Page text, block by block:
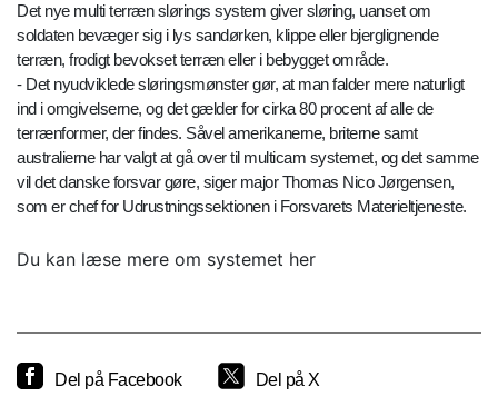
Det nye multi terræn slørings system giver sløring, uanset om
soldaten bevæger sig i lys sandørken, klippe eller bjerglignende
terræn, frodigt bevokset terræn eller i bebygget område.
- Det nyudviklede sløringsmønster gør, at man falder mere naturligt
ind i omgivelserne, og det gælder for cirka 80 procent af alle de
terrænformer, der findes. Såvel amerikanerne, briterne samt
australierne har valgt at gå over til multicam systemet, og det samme
vil det danske forsvar gøre, siger major Thomas Nico Jørgensen,
som er chef for Udrustningssektionen i Forsvarets Materieltjeneste.
Du kan læse mere om systemet her
Del på Facebook Del på X